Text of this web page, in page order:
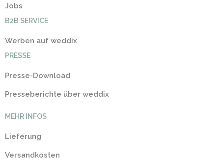
Jobs
B2B SERVICE
Werben auf weddix
PRESSE
Presse-Download
Presseberichte über weddix
MEHR INFOS
Lieferung
Versandkosten